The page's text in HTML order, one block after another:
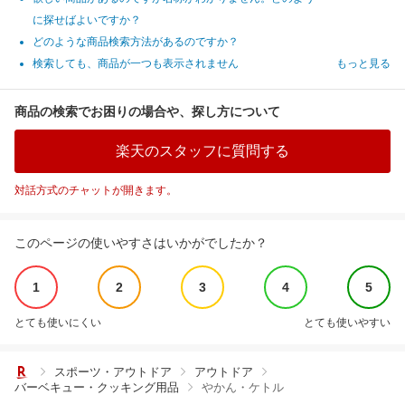
に探せばよいですか？
どのような商品検索方法があるのですか？
検索しても、商品が一つも表示されません
もっと見る
商品の検索でお困りの場合や、探し方について
楽天のスタッフに質問する
対話方式のチャットが開きます。
このページの使いやすさはいかがでしたか？
1 2 3 4 5
とても使いにくい とても使いやすい
スポーツ・アウトドア
アウトドア
バーベキュー・クッキング用品
やかん・ケトル